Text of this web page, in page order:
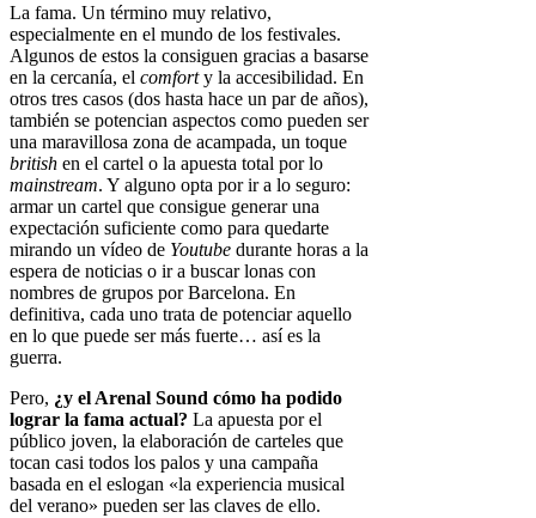
La fama. Un término muy relativo,
especialmente en el mundo de los festivales.
Algunos de estos la consiguen gracias a basarse
en la cercanía, el comforty la accesibilidad. En
otros tres casos (dos hasta hace un par de años),
también se potencian aspectos como pueden ser
una maravillosa zona de acampada, un toque
british en el cartel o la apuesta total por lo
mainstream. Y alguno opta por ir a lo seguro:
armar un cartel que consigue generar una
expectación suficiente como para quedarte
mirando un vídeo de Youtube durante horas a la
espera de noticias o ir a buscar lonas con
nombres de grupos por Barcelona. En
definitiva, cada uno trata de potenciar aquello
en lo que puede ser más fuerte… así es la
guerra.
Pero, ¿y el Arenal Sound cómo ha podido
lograr la fama actual? La apuesta por el
público joven, la elaboración de carteles que
tocan casi todos los palos y una campaña
basada en el eslogan «la experiencia musical
del verano» pueden ser las claves de ello.